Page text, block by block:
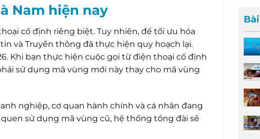
Nam hiện nay
cố định riêng biệt. Tuy nhiên, để tối ưu hóa
và Truyền thông đã thực hiện quy hoạch lại.
Khi bạn thực hiện cuộc gọi từ điện thoại cố định
sử dụng mã vùng mới này thay cho mã vùng
nghiệp, cơ quan hành chính và cá nhân đang
sử dụng mã vùng cũ, hệ thống tổng đài sẽ